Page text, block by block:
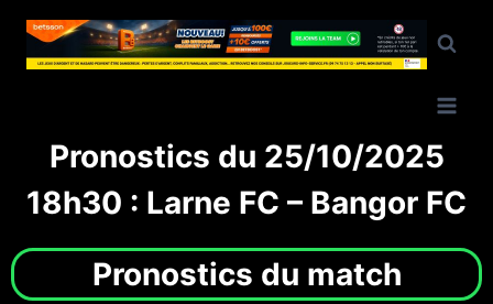
Pronostics du 25/10/2025
18h30 : Larne FC – Bangor FC
Pronostics du match